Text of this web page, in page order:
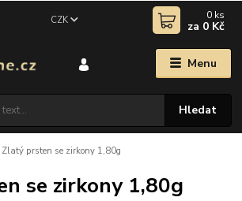
Menu
CZK
Hledat
0 ks
za 0 Kč
Zlatý prsten se zirkony 1,80g
se zirkony 1,80g